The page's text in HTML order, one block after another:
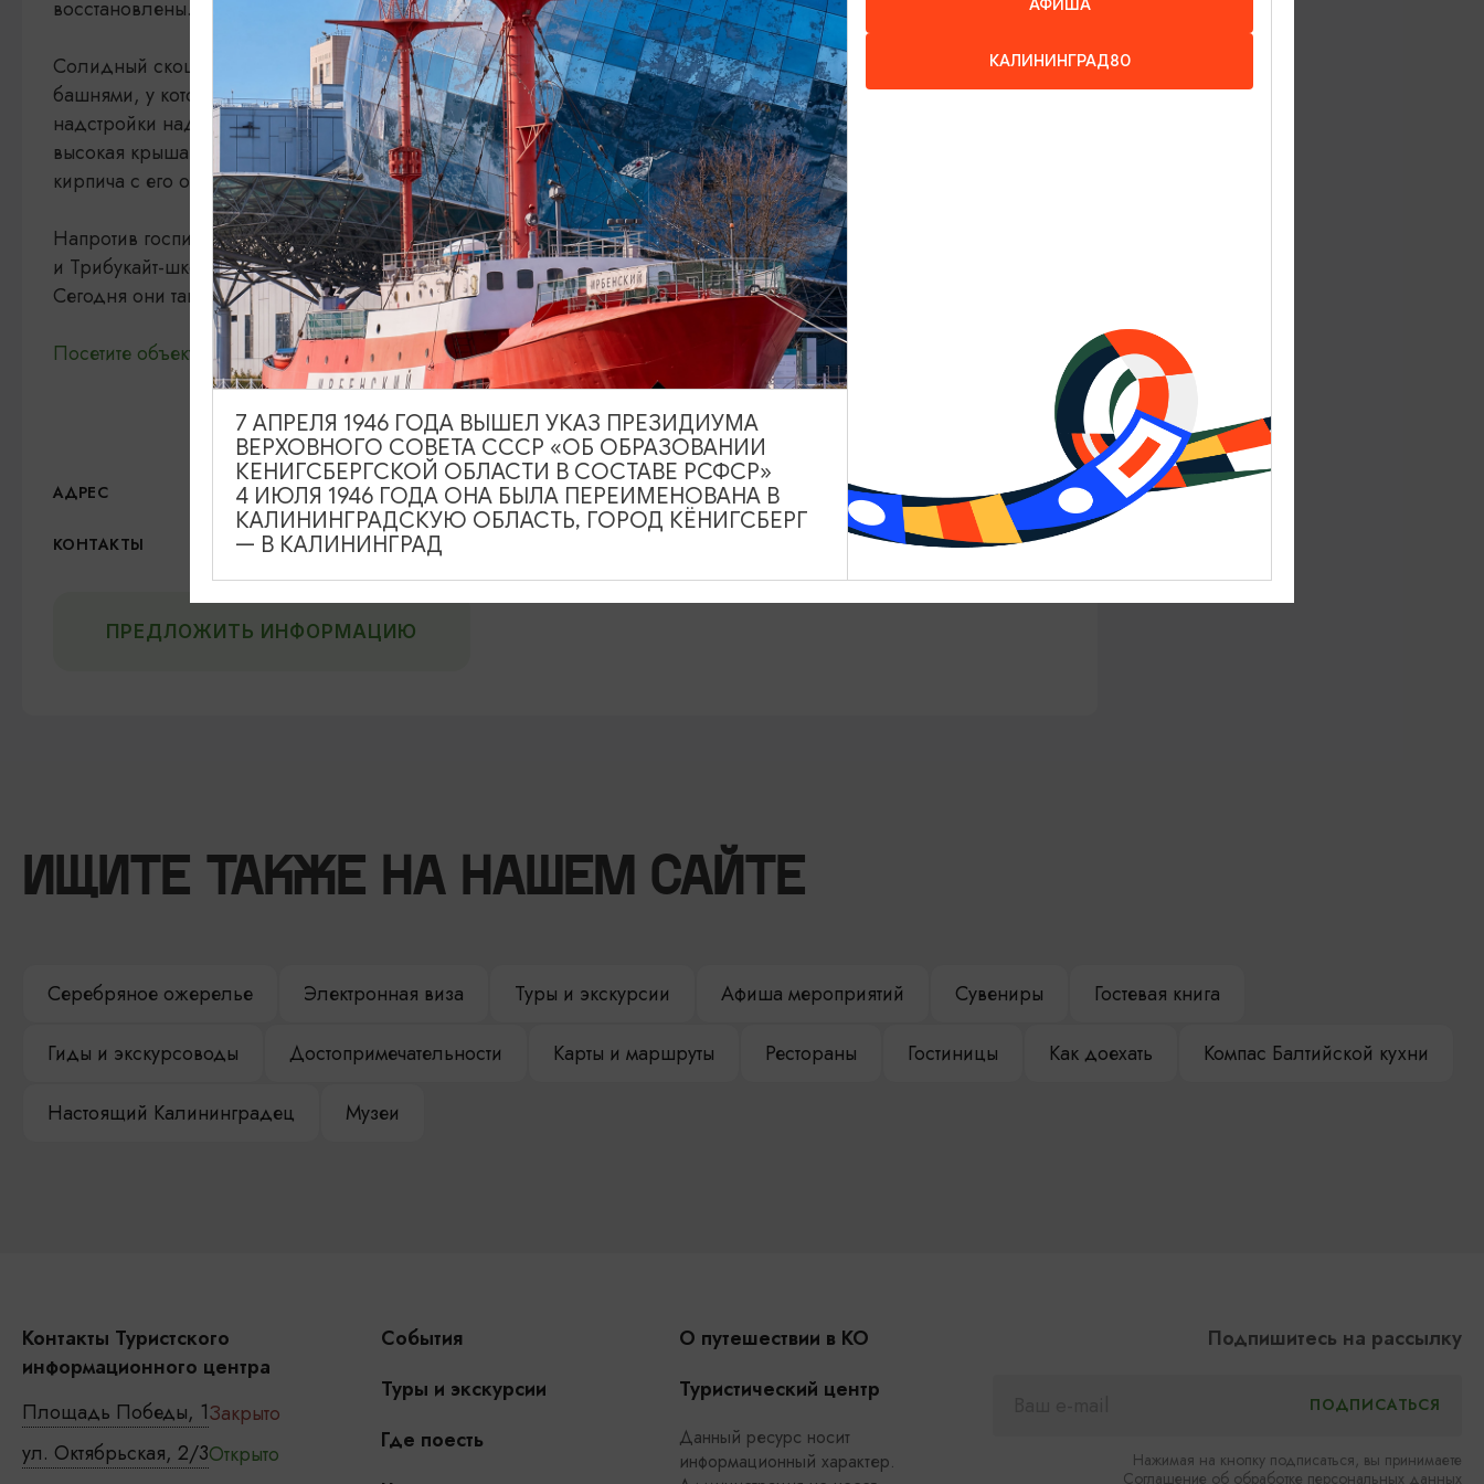
восстановлены.
Солидный скошенный на углу фасад задуман выглядеть эффектно издалека. Сам угол подчёркивается двумя
башнями, у которых раньше посередине был фронтон. При восстановлении этот фронтон и остальные
надстройки над крышей были утеряны, и только две башни по-прежнему определяют внешний вид. Прежде
высокая крыша заменена более плоской. В остальном, очень хорошо сохранился фасад из клинкерного
кирпича с его орнаментами в стиле неоготики 90-х годов 19-го века.
Напротив госпиталя на Турнерштрассе располагались два вытянутых в длину трехэтажных здания: Зельке-школа
и Трибукайт-школа. Оба здания хорошо сохранились, но утратили фронтоны и надстройки над крышей.
Сегодня они также используются Калининградским морским рыбопромышленным колледжем.
Посетите объект и получите Третью степень проекта "Настоящий Калининградец"
АДРЕС ул. Мореходная, 3, Показать на карте
КОНТАКТЫ +7 (4012) 64 39 43
ПРЕДЛОЖИТЬ ИНФОРМАЦИЮ
ИЩИТЕ ТАКЖЕ НА НАШЕМ САЙТЕ
Серебряное ожерелье Электронная виза Туры и экскурсии Афиша мероприятий Сувениры Гостевая книга
Гиды и экскурсоводы Достопримечательности Карты и маршруты Рестораны Гостиницы Как доехать Компас Балтийской кухни
Настоящий Калининградец Музеи
Контакты Туристского
информационного центра
Площадь Победы, 1Закрыто
ул. Октябрьская, 2/3Открыто
События
Туры и экскурсии
Где поесть
О путешествии в КО
Туристический центр
Данный ресурс носит
информационный характер.
Подпишитесь на рассылку
Нажимая на кнопку подписаться, вы принимаете
Соглашение об обработке персональных данных
КАЛИНИНГРАД80
7 АПРЕЛЯ 1946 ГОДА ВЫШЕЛ УКАЗ ПРЕЗИДИУМА
ВЕРХОВНОГО СОВЕТА СССР «ОБ ОБРАЗОВАНИИ
КЕНИГСБЕРГСКОЙ ОБЛАСТИ В СОСТАВЕ РСФСР»
4 ИЮЛЯ 1946 ГОДА ОНА БЫЛА ПЕРЕИМЕНОВАНА В
КАЛИНИНГРАДСКУЮ ОБЛАСТЬ, ГОРОД КЁНИГСБЕРГ
— В КАЛИНИНГРАД